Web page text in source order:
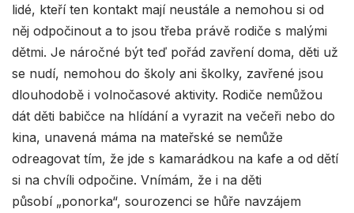
lidé, kteří ten kontakt mají neustále a nemohou si od
něj odpočinout a to jsou třeba právě rodiče s malými
dětmi. Je náročné být teď pořád zavření doma, děti už
se nudí, nemohou do školy ani školky, zavřené jsou
dlouhodobě i volnočasové aktivity. Rodiče nemůžou
dát děti babičce na hlídání a vyrazit na večeři nebo do
kina, unavená máma na mateřské se nemůže
odreagovat tím, že jde s kamarádkou na kafe a od dětí
si na chvíli odpočine. Vnímám, že i na děti
působí „ponorka“, sourozenci se hůře navzájem